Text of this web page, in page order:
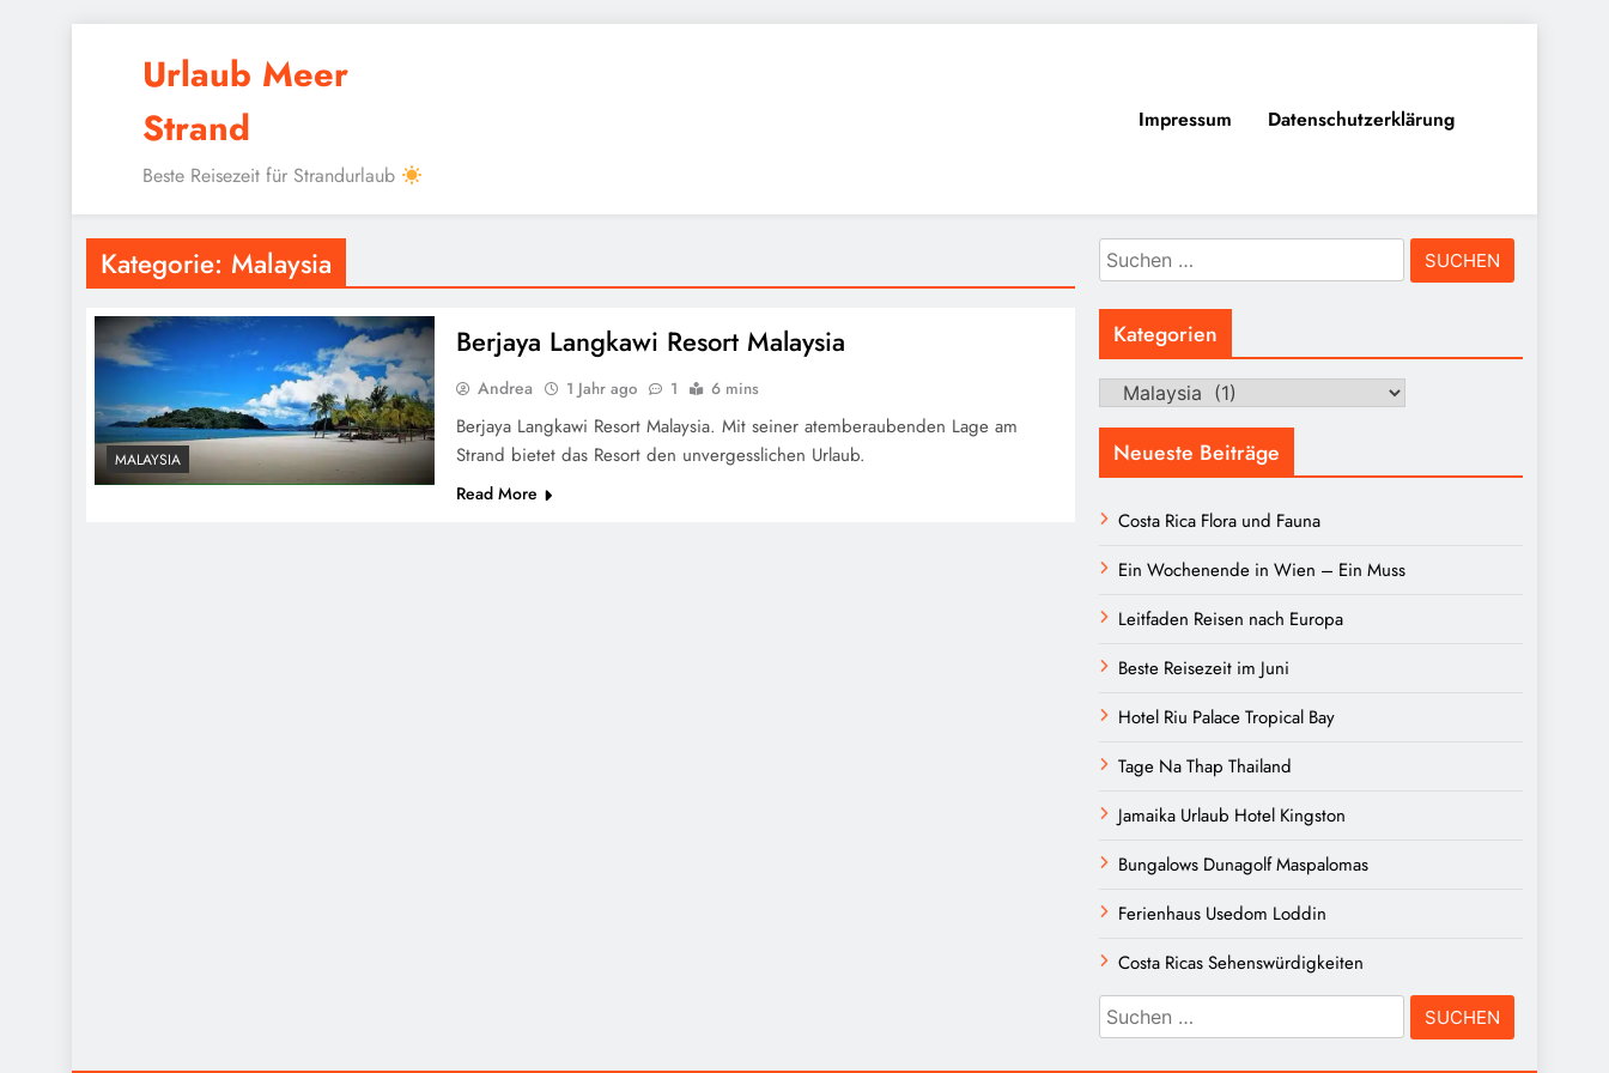
Urlaub Meer
Strand
Beste Reisezeit für Strandurlaub
Impressum Datenschutzerklärung
Kategorie: Malaysia
MALAYSIA
Berjaya Langkawi Resort Malaysia
Andrea 1 Jahr ago 1 6 mins
Berjaya Langkawi Resort Malaysia. Mit seiner atemberaubenden Lage am
Strand bietet das Resort den unvergesslichen Urlaub.
Read More
Suchen
nach:
Kategorien
Kategorien
Neueste Beiträge
Costa Rica Flora und Fauna
Ein Wochenende in Wien – Ein Muss
Leitfaden Reisen nach Europa
Beste Reisezeit im Juni
Hotel Riu Palace Tropical Bay
Tage Na Thap Thailand
Jamaika Urlaub Hotel Kingston
Bungalows Dunagolf Maspalomas
Ferienhaus Usedom Loddin
Costa Ricas Sehenswürdigkeiten
Suchen
nach: